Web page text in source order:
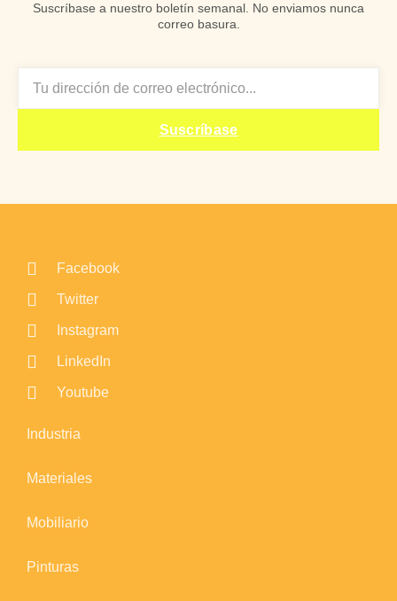
Suscríbase a nuestro boletín semanal. No enviamos nunca
correo basura.
Suscríbase
Facebook
Twitter
Instagram
LinkedIn
Youtube
Industria
Materiales
Mobiliario
Pinturas